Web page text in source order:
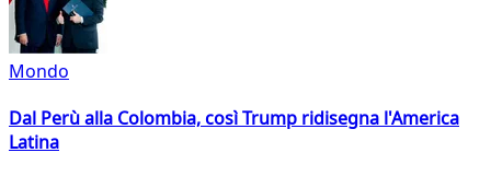
Mondo
Dal Perù alla Colombia, così Trump ridisegna l'America
Latina